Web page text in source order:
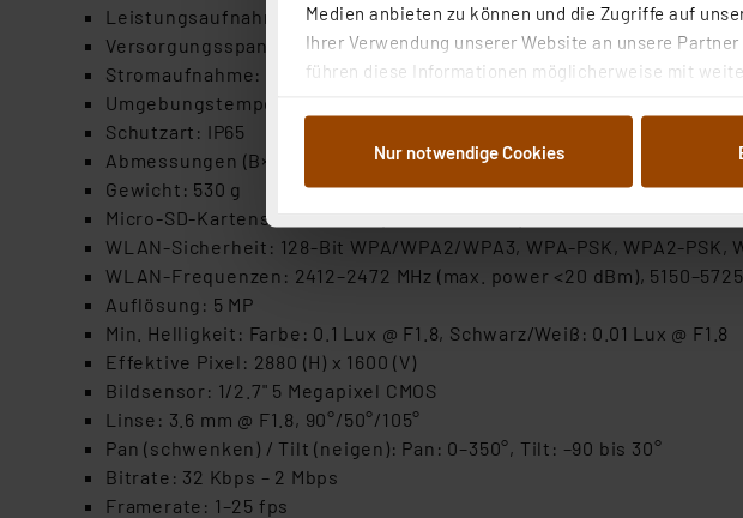
Medien anbieten zu können und die Zugriffe auf
Ihrer Verwendung unserer Website an unsere
führen diese Informationen möglicherweise mit
Weiterverarbeitung für die nachfolgend
Abs.1a DSG-VO) zu. Eine detaillierte Auflistung der
ganz oder teilweise zustimmen. Ihre erteilte
anpassen oder widerrufen. Die Rechtmäßigkeit der
dazu führen, dass die Einstellungen nicht
„Einige Drittanbieter verarbeiten personenbezogene
dieser Drittanbieter umfasst daher ggf. auch die
Nähere Infos zu diesen Drittanbietern und zu der
Für die USA besteht kein
Nur notwendige Cookies
Leistungsaufnahme Steckernetzteil (max.): 4,5 W
Versorgungsspannung: 12 VDC (SELV)
Stromaufnahme: 1.000 mA max.
Umgebungstemperatur: –20 bis +50 °C
Schutzart: IP65
Abmessungen (B×H×T): 148 x 103 x 108 mm
Gewicht: 530 g
Micro-SD-Kartenslot bis max. (FAT32-Format): 256 GB
WLAN-Sicherheit: 128-Bit WPA/WPA2/WPA3, WPA-PSK, WPA2-PSK,
WLAN-Frequenzen: 2412–2472 MHz (max. power <20 dBm),
Auflösung: 5 MP
Min. Helligkeit: Farbe: 0.1 Lux @ F1.8, Schwarz/Weiß: 0.01 Lux @ F1.8
Effektive Pixel: 2880 (H) x 1600 (V)
Bildsensor: 1/2.7" 5 Megapixel CMOS
Linse: 3.6 mm @ F1.8, 90°/50°/105°
Pan (schwenken) / Tilt (neigen): Pan: 0–350°, Tilt: –90 bis 30°
Bitrate: 32 Kbps – 2 Mbps
Framerate: 1–25 fps